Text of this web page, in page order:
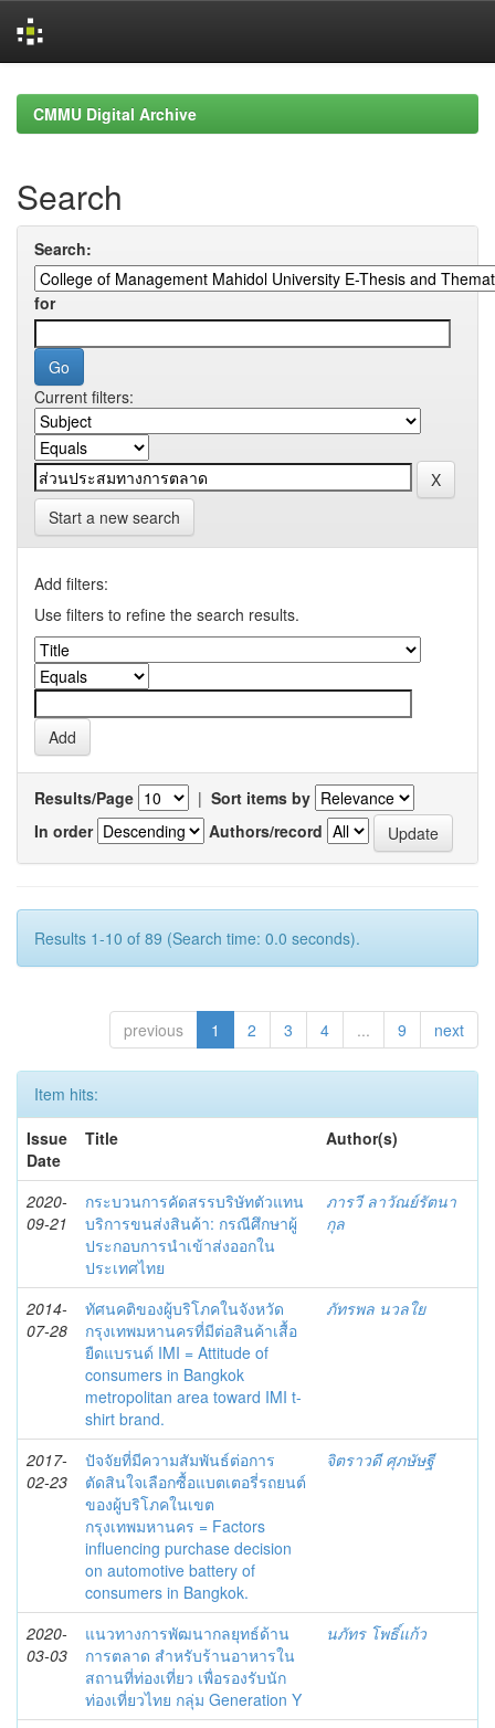
navigationCMMU Digital Archive
Search
Search:
for
Current filters:
Start a new search
Add filters:
Use filters to refine the search results.
Results/Page | Sort items by
In order
Authors/record
Results 1-10 of 89 (Search time: 0.0 seconds).
previous 1 2 3 4 ... 9 next
Item hits:
Issue
Date
Title Author(s)
2020-
09-21
กระบวนการคัดสรรบริษัทตัวแทน
บริการขนส่งสินค้า: กรณีศึกษาผู้
ประกอบการนำเข้าส่งออกใน
ประเทศไทย
ภารวี ลาวัณย์รัตนา
กุล
2014-
07-28
ทัศนคติของผู้บริโภคในจังหวัด
กรุงเทพมหานครที่มีต่อสินค้าเสื้อ
ยืดแบรนด์ IMI = Attitude of
consumers in Bangkok
metropolitan area toward IMI t-
shirt brand.
ภัทรพล นวลใย
2017-
02-23
ปัจจัยที่มีความสัมพันธ์ต่อการ
ตัดสินใจเลือกซื้อแบตเตอรี่รถยนต์
ของผู้บริโภคในเขต
กรุงเทพมหานคร = Factors
influencing purchase decision
on automotive battery of
consumers in Bangkok.
จิตราวดี ศุภษัษฐี
2020-
03-03
แนวทางการพัฒนากลยุทธ์ด้าน
การตลาด สำหรับร้านอาหารใน
สถานที่ท่องเที่ยว เพื่อรองรับนัก
ท่องเที่ยวไทย กลุ่ม Generation Y
นภัทร โพธิ์แก้ว